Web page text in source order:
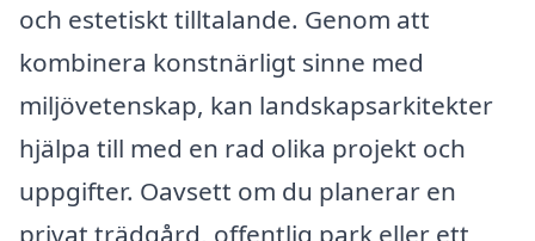
och estetiskt tilltalande. Genom att
kombinera konstnärligt sinne med
miljövetenskap, kan landskapsarkitekter
hjälpa till med en rad olika projekt och
uppgifter. Oavsett om du planerar en
privat trädgård, offentlig park eller ett